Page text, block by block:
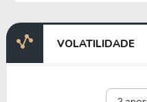
VOLATILIDADE